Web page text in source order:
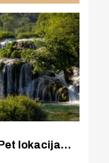
lokacija